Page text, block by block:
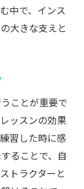
中で、インス
大きな支えと
ことが重要で
ッスンの効果
習した時に感
ることで、自
トラクターと